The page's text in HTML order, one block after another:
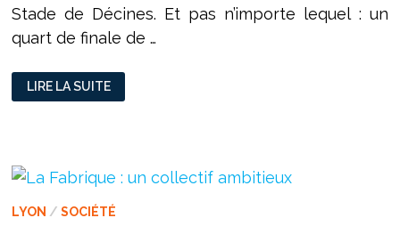
Stade de Décines. Et pas n’importe lequel : un
quart de finale de …
LE
FOOT
AU
LIRE LA SUITE
LYON / SOCIÉTÉ